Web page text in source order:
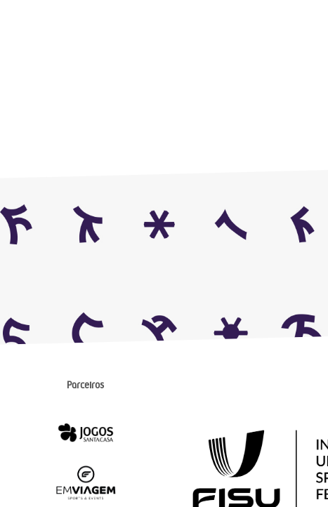
Parceiros